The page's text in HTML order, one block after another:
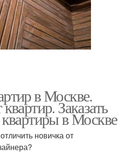
в Москве.
Заказать
в Москве
новичка от